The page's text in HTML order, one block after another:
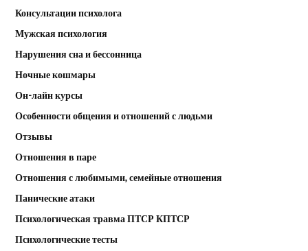
Консультации психолога
Мужская психология
Нарушения сна и бессонница
Ночные кошмары
Он-лайн курсы
Особенности общения и отношений с людьми
Отзывы
Отношения в паре
Отношения с любимыми, семейные отношения
Панические атаки
Психологическая травма ПТСР КПТСР
Психологические тесты